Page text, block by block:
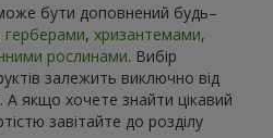
бути доповнений будь–
герберами, хризантемами,
рослинами. Вибір
залежить виключно від
якщо хочете знайти цікавий
завітайте до розділу